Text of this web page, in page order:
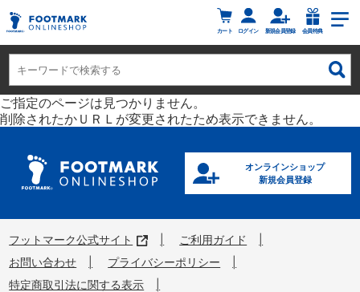
カート ログイン 新規会員登録 会員特典
ご指定のページは見つかりません。
削除されたかＵＲＬが変更されたため表示できません。
オンラインショップ
新規会員登録
フットマーク公式サイト
ご利用ガイド
お問い合わせ
プライバシーポリシー
特定商取引法に関する表示